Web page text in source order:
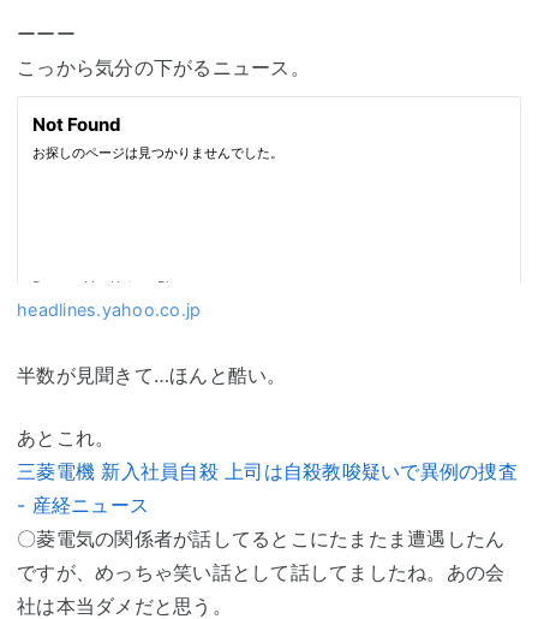
ーーー
こっから気分の下がるニュース。
headlines.yahoo.co.jp
半数が見聞きて…ほんと酷い。
あとこれ。
三菱電機 新入社員自殺 上司は自殺教唆疑いで異例の捜査
- 産経ニュース
〇菱電気の関係者が話してるとこにたまたま遭遇したん
ですが、めっちゃ笑い話として話してましたね。あの会
社は本当ダメだと思う。